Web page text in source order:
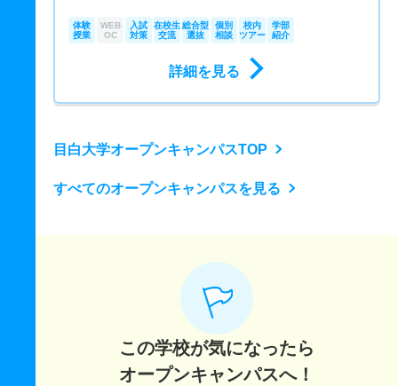
体験
授業
WEB
OC
入試
対策
在校生
交流
総合型
選抜
個別
相談
校内
ツアー
学部
紹介
詳細を見る
目白大学オープンキャンパスTOP
すべてのオープンキャンパスを見る
この学校が気になったら
オープンキャンパスへ！